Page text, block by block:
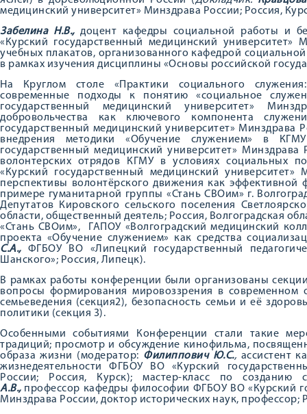
медицинский университет» Минздрава России; Россия,
Забелина Н.В.,доцент кафедры социальной работы и
«Курский государственный медицинский университет»
учебных плакатов, организованного кафедрой
в рамках изучения дисциплины «Основы российской
На Круглом столе «Практики социального
современные подходы к понятию «социальное
государственный медицинский университет»
добровольчества как ключевого компонента
государственный медицинский университет» Минздрава
внедрения методики «Обучение служением» в
государственный медицинский университет»
волонтерских отрядов КГМУ в условиях социальных
«Курский государственный медицинский
перспективы волонтёрского движения как
примере гуманитарной группы «Стань СВОим» г.
Депутатов Кировского сельского поселения
области, общественный деятель; Россия, Волгоградская
«Стань СВОим», ГАПОУ «Волгоградский медицинский
проекта «Обучение служением» как средства
С.А.,ФГБОУ ВО «Липецкий государственный
Шанского»; Россия, Липецк).
В рамках работы конференции были организованы
вопросы формирования мировоззрения в современном
семьеведения (секция2), безопасность семьи и её
политики (секция 3).
Особенными событиями Конференции стали такие
традиций; просмотр и обсуждение кинофильма,
образа жизни (модератор: Филиппович Ю.С., ассистент
жизнедеятельности ФГБОУ ВО «Курский
России; Россия, Курск); мастер-класс по
А.В.,профессор кафедры философии ФГБОУ ВО «Курский
Минздрава России, доктор исторических наук, профессор;